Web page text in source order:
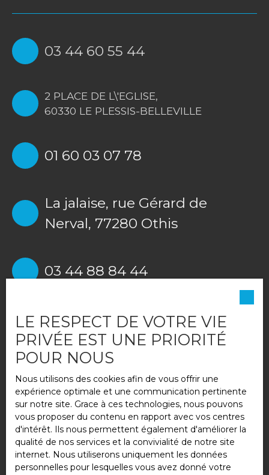
03 44 60 55 44
2 PLACE DE L\'EGLISE,
60330 LE PLESSIS-BELLEVILLE
01 60 03 07 78
La jalaise, rue Gérard de
Nerval, 77280 Othis
03 44 88 84 44
6 rue Charles Lemaire,
Nanteuil-le-Haudouin 60440
01 60 44 36 88
1 Rue des Sources,Saint-
Pathus 77178
LE RESPECT DE VOTRE VIE
PRIVÉE EST UNE PRIORITÉ
POUR NOUS
Nous utilisons des cookies afin de vous offrir une
expérience optimale et une communication pertinente
sur notre site. Grace à ces technologies, nous pouvons
vous proposer du contenu en rapport avec vos centres
d'intérêt. Ils nous permettent également d'améliorer la
qualité de nos services et la convivialité de notre site
internet. Nous utiliserons uniquement les données
personnelles pour lesquelles vous avez donné votre